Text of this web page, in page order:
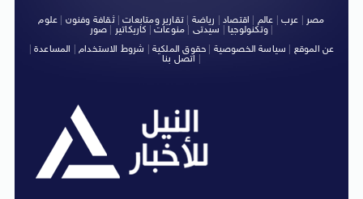
مصر عرب عالم اقتصاد رياضة |تقارير ومتابعات|ثقافة وفنون
علوم
وتكنولوجيا| سيدتى منوعات كاريكاتير صور
|
عن الموقع
سياسة الخصوصية حقوق الملكية شروط الاستخدام| المساعدة|
اتصل بنا